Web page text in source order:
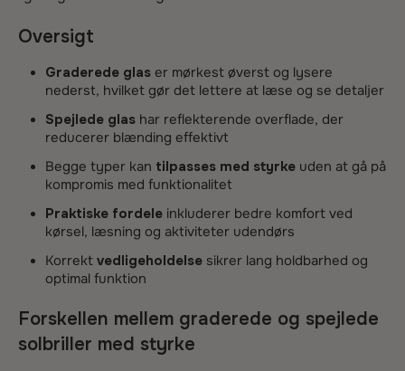
Oversigt
Graderede glaser mørkest øverst og lysere
nederst, hvilket gør det lettere at læse og se detaljer
Spejlede glashar reflekterende overflade, der
reducerer blænding effektivt
Begge typer kan tilpasses med styrkeuden at gå på
kompromis med funktionalitet
Praktiske fordeleinkluderer bedre komfort ved
kørsel, læsning og aktiviteter udendørs
Korrekt vedligeholdelsesikrer lang holdbarhed og
optimal funktion
Forskellen mellem graderede og spejlede
solbriller med styrke